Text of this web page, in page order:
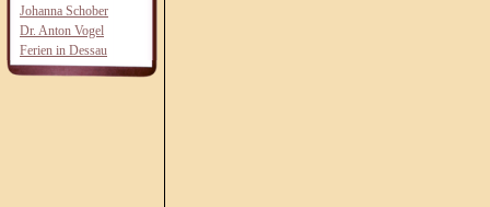
Johanna Schober
Dr. Anton Vogel
Ferien in Dessau